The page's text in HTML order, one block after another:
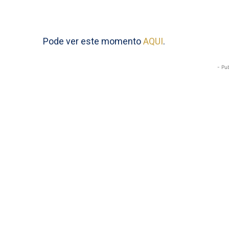
Pode ver este momentoAQUI.
-